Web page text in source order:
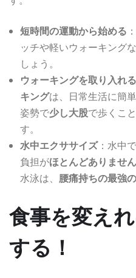
短時間の運動から始める
ッチや軽いウォーキング
しょう。
ウォーキングを取り入れる
キングは、日常生活に簡
姿勢で少し大股で歩くこ
す。
水中エクササイズ：水中
負担がほとんどありません
水泳は、 腰痛持ちの最強
食事を変え
する！